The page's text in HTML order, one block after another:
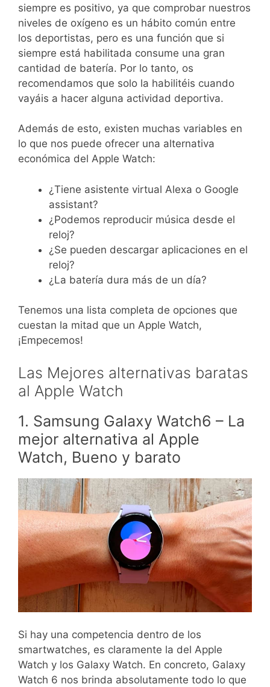
siempre es positivo, ya que comprobar nuestros
niveles de oxígeno es un hábito común entre
los deportistas, pero es una función que si
siempre está habilitada consume una gran
cantidad de batería. Por lo tanto, os
recomendamos que solo la habilitéis cuando
vayáis a hacer alguna actividad deportiva.
Además de esto, existen muchas variables en
lo que nos puede ofrecer una alternativa
económica del Apple Watch:
¿Tiene asistente virtual Alexa o Google
assistant?
¿Podemos reproducir música desde el
reloj?
¿Se pueden descargar aplicaciones en el
reloj?
¿La batería dura más de un día?
Tenemos una lista completa de opciones que
cuestan la mitad que un Apple Watch,
¡Empecemos!
Las Mejores alternativas baratas
al Apple Watch
1. Samsung Galaxy Watch6 – La
mejor alternativa al Apple
Watch, Bueno y barato
Si hay una competencia dentro de los
smartwatches, es claramente la del Apple
Watch y los Galaxy Watch. En concreto, Galaxy
Watch 6 nos brinda absolutamente todo lo que